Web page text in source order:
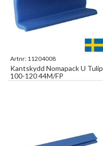
Artnr: 11204008
Kantskydd Nomapack U Tulip
100-120 44M/FP